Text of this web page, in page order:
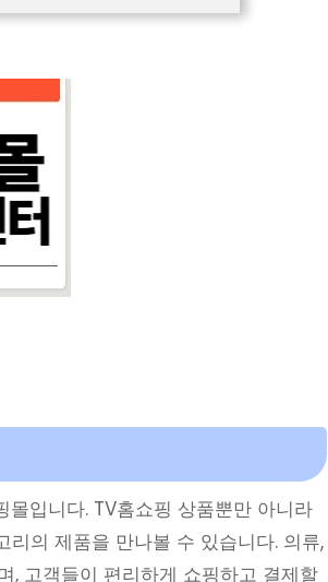
입니다. TV홈쇼핑 상품뿐만 아니라
의 제품을 만나볼 수 있습니다. 의류,
, 고객들이 편리하게 쇼핑하고 결제할